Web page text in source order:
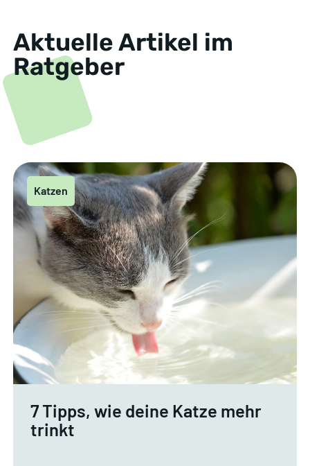
Aktuelle Artikel im
Ratgeber
Katzen
7 Tipps, wie deine Katze mehr
trinkt